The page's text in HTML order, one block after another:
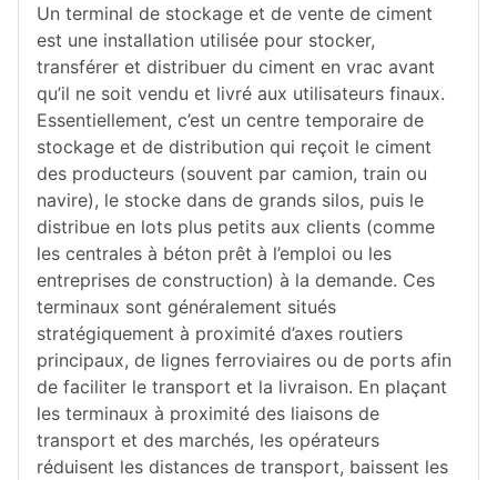
Un terminal de stockage et de vente de ciment
est une installation utilisée pour stocker,
transférer et distribuer du ciment en vrac avant
qu’il ne soit vendu et livré aux utilisateurs finaux.
Essentiellement, c’est un centre temporaire de
stockage et de distribution qui reçoit le ciment
des producteurs (souvent par camion, train ou
navire), le stocke dans de grands silos, puis le
distribue en lots plus petits aux clients (comme
les centrales à béton prêt à l’emploi ou les
entreprises de construction) à la demande. Ces
terminaux sont généralement situés
stratégiquement à proximité d’axes routiers
principaux, de lignes ferroviaires ou de ports afin
de faciliter le transport et la livraison. En plaçant
les terminaux à proximité des liaisons de
transport et des marchés, les opérateurs
réduisent les distances de transport, baissent les